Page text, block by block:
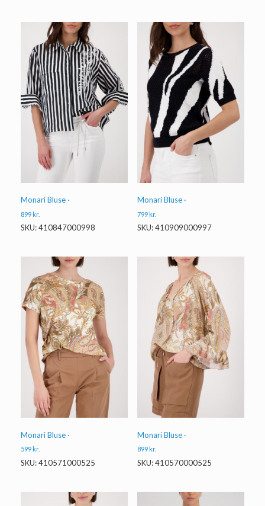
Monari Bluse ·
899kr.
SKU: 410847000998
Monari Bluse ·
799kr.
SKU: 410909000997
Monari Bluse ·
599 kr.
SKU: 410571000525
Monari Bluse ·
899 kr.
SKU: 410570000525